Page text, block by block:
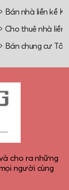
Bán nhà liền kề
Cho thuê nhà liền
Bán chung cư Tây
cho ra những
người cùng